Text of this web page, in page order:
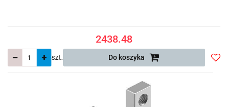
2438.48
szt. Do koszyka